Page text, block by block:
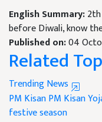
English Summary:
before Diwali, know
Published on:04
Related
Trending News
PM KisanPM Kisan
festive season